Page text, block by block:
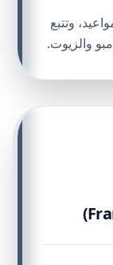
وتتبع
والزيوت.